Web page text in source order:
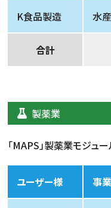
合計
K食品製造 水
製薬業
「MAPS」製薬業モジュ
ユーザー様 事